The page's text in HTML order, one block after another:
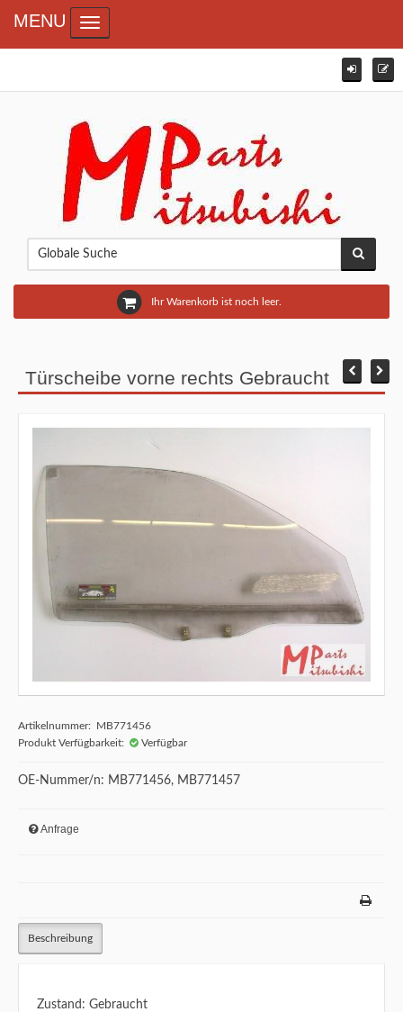
Ihr Warenkorb ist noch leer.
MENU Toggle navigation
Türscheibe vorne rechts Gebraucht
Artikelnummer: MB771456
Produkt Verfügbarkeit:
Verfügbar
OE-Nummer/n: MB771456, MB771457
Anfrage
Beschreibung
Zustand: Gebraucht